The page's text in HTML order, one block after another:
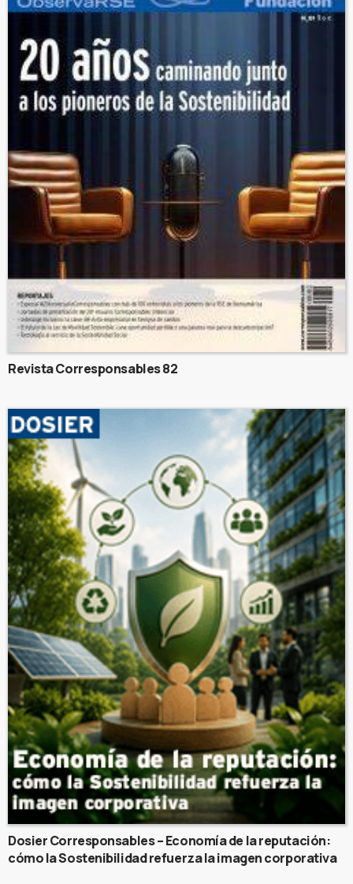
Revista Corresponsables 82
Dosier Corresponsables – Economía de la reputación:
cómo la Sostenibilidad refuerza la imagen corporativa